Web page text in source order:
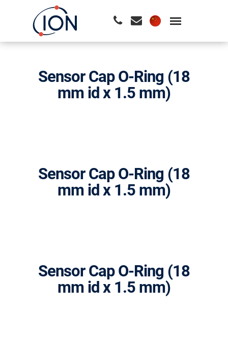
Sensor Cap O-Ring (18
mm id x 1.5 mm)
Sensor Cap O-Ring (18
mm id x 1.5 mm)
Sensor Cap O-Ring (18
mm id x 1.5 mm)